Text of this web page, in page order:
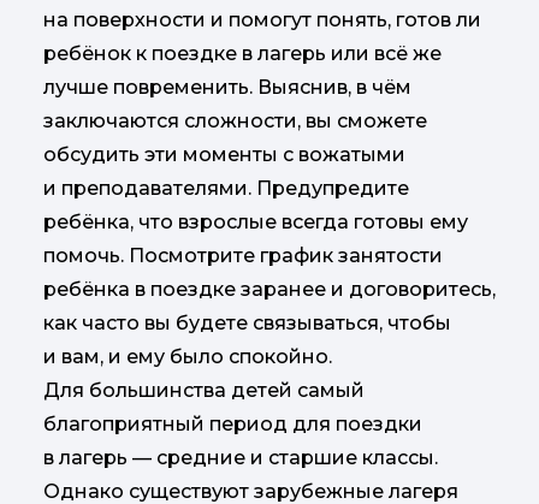
на поверхности и помогут понять, готов ли
ребёнок к поездке в лагерь или всё же
лучше повременить. Выяснив, в чём
заключаются сложности, вы сможете
обсудить эти моменты с вожатыми
и преподавателями. Предупредите
ребёнка, что взрослые всегда готовы ему
помочь. Посмотрите график занятости
ребёнка в поездке заранее и договоритесь,
как часто вы будете связываться, чтобы
и вам, и ему было спокойно.
Для большинства детей самый
благоприятный период для поездки
в лагерь — средние и старшие классы.
Однако существуют зарубежные лагеря